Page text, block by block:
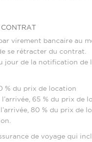
virement bancaire au
se rétracter du contrat.
jour de la notification de
% du prix de location
65 % du prix de
80 % du prix de
de voyage qui